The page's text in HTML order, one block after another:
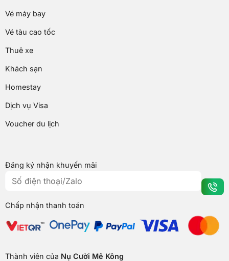
Vé máy bay
Vé tàu cao tốc
Thuê xe
Khách sạn
Homestay
Dịch vụ Visa
Voucher du lịch
Đăng ký nhận khuyến mãi
Chấp nhận thanh toán
Thành viên của Nụ Cười Mê Kông